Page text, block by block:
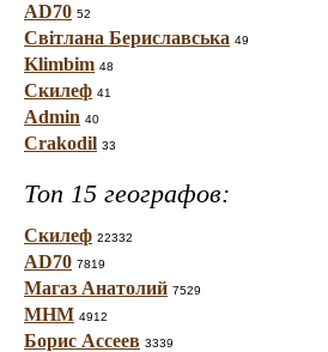
AD70 52
Світлана Бериславська 49
Klimbim 48
Скилеф 41
Admin 40
Crakodil 33
Топ 15 географов:
Скилеф 22332
AD70 7819
Магаз Анатолий 7529
МНМ 4912
Борис Ассеев 3339